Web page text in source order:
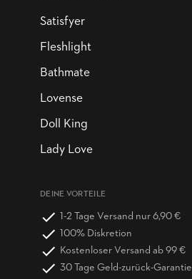
Satisfyer
Fleshlight
Bathmate
Lovense
Doll King
Lady Love
DEINE VORTEILE
1-2 Tage Versand nur 6,90 €
100% Diskretion
Kostenloser Versand ab 99 €
30 Tage Geld-zurück-Garantie